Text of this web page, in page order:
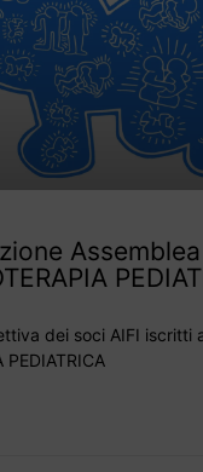
dei soci AIFI iscritti
PEDIATRICA